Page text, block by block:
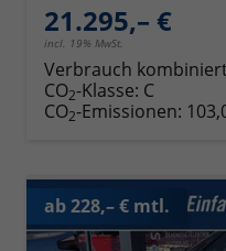
21.295,– €
incl. 19% MwSt.
Verbrauch
CO2-Klasse: C
CO2-Emissionen:
ab 228,– € mtl.